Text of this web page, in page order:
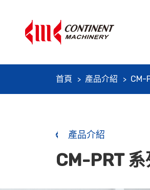
首頁 產品介紹 CM-
產品介紹
CM-PRT